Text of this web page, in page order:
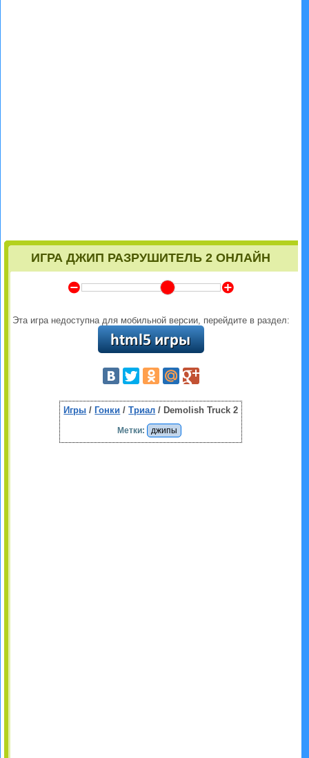
ИГРА ДЖИП РАЗРУШИТЕЛЬ 2 ОНЛАЙН
Y Z
Эта игра недоступна для мобильной версии, перейдите в раздел:
Игры / Гонки /Триал / Demolish Truck 2
Метки: джипы